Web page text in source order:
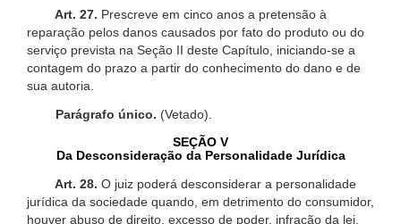
Art. 27. Prescreve em cinco anos a pretensão à
reparação pelos danos causados por fato do produto ou do
serviço prevista na Seção II deste Capítulo, iniciando-se a
contagem do prazo a partir do conhecimento do dano e de
sua autoria.
Parágrafo único. (Vetado).
SEÇÃO V
Da Desconsideração da Personalidade Jurídica
Art. 28. O juiz poderá desconsiderar a personalidade
jurídica da sociedade quando, em detrimento do consumidor,
houver abuso de direito, excesso de poder, infração da lei,